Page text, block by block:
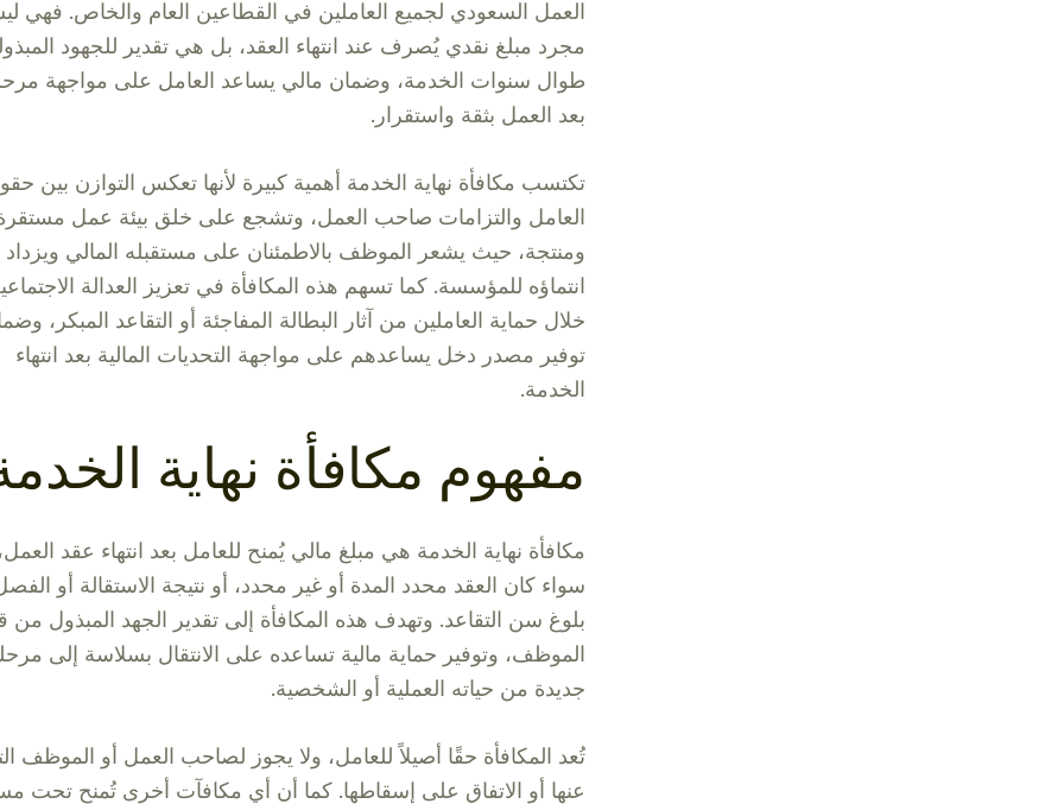
العمل السعودي لجميع العاملين في القطاعين العام والخاص. فهي
مجرد مبلغ نقدي يُصرف عند انتهاء العقد، بل هي تقدير للجهود
طوال سنوات الخدمة، وضمان مالي يساعد العامل على مواجهة
بعد العمل بثقة واستقرار.
تكتسب مكافأة نهاية الخدمة أهمية كبيرة لأنها تعكس التوازن بين
العامل والتزامات صاحب العمل، وتشجع على خلق بيئة عمل
ومنتجة، حيث يشعر الموظف بالاطمئنان على مستقبله المالي ويزداد
انتماؤه للمؤسسة. كما تسهم هذه المكافأة في تعزيز العدالة
خلال حماية العاملين من آثار البطالة المفاجئة أو التقاعد المبكر،
توفير مصدر دخل يساعدهم على مواجهة التحديات المالية بعد انتهاء
الخدمة.
مفهوم مكافأة نهاية
مكافأة نهاية الخدمة هي مبلغ مالي يُمنح للعامل بعد انتهاء عقد العمل،
سواء كان العقد محدد المدة أو غير محدد، أو نتيجة الاستقالة أو
بلوغ سن التقاعد. وتهدف هذه المكافأة إلى تقدير الجهد المبذول من
الموظف، وتوفير حماية مالية تساعده على الانتقال بسلاسة إلى
جديدة من حياته العملية أو الشخصية.
تُعد المكافأة حقًا أصيلاً للعامل، ولا يجوز لصاحب العمل أو الموظف
عنها أو الاتفاق على إسقاطها. كما أن أي مكافآت أخرى تُمنح تحت